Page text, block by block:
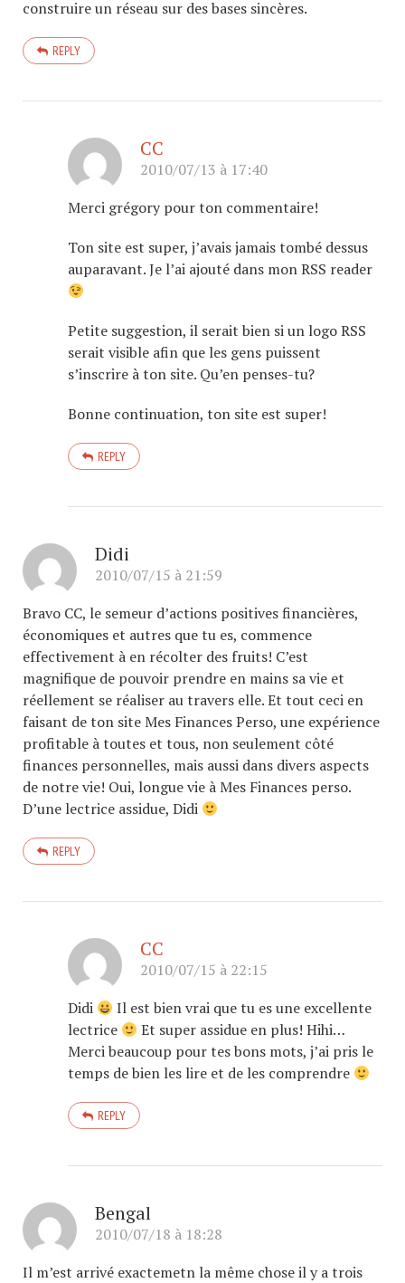
construire un réseau sur des bases sincères.
REPLY
CC
2010/07/13 à 17:40
Merci grégory pour ton commentaire!
Ton site est super, j’avais jamais tombé dessus
auparavant. Je l’ai ajouté dans mon RSS reader
Petite suggestion, il serait bien si un logo RSS
serait visible afin que les gens puissent
s’inscrire à ton site. Qu’en penses-tu?
Bonne continuation, ton site est super!
REPLY
Didi
2010/07/15 à 21:59
Bravo CC, le semeur d’actions positives financières,
économiques et autres que tu es, commence
effectivement à en récolter des fruits! C’est
magnifique de pouvoir prendre en mains sa vie et
réellement se réaliser au travers elle. Et tout ceci en
faisant de ton site Mes Finances Perso, une expérience
profitable à toutes et tous, non seulement côté
finances personnelles, mais aussi dans divers aspects
de notre vie! Oui, longue vie à Mes Finances perso.
D’une lectrice assidue, Didi
REPLY
CC
2010/07/15 à 22:15
Didi
Il est bien vrai que tu es une excellente
lectrice
Et super assidue en plus! Hihi…
Merci beaucoup pour tes bons mots, j’ai pris le
temps de bien les lire et de les comprendre
REPLY
Bengal
2010/07/18 à 18:28
Il m’est arrivé exactemetn la même chose il y a trois